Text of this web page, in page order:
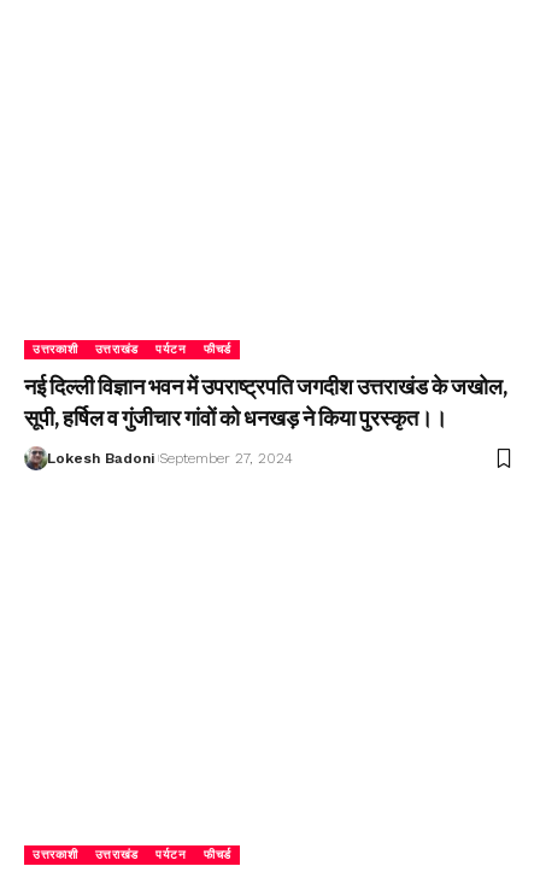
उत्तरकाशी उत्तराखंड पर्यटन फीचर्ड
नई दिल्ली विज्ञान भवन में उपराष्ट्रपति जगदीश उत्तराखंड के जखोल,
सूपी, हर्षिल व गुंजीचार गांवों को धनखड़ ने किया पुरस्कृत।।
Lokesh Badoni September 27, 2024
उत्तरकाशी उत्तराखंड पर्यटन फीचर्ड